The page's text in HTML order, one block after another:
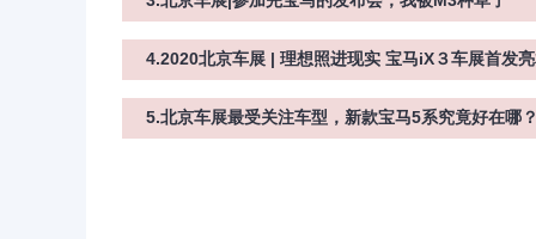
4.2020北京车展 | 理想照进现实 宝马iX３车展首发
5.北京车展最受关注车型，新款宝马5系究竟好在哪